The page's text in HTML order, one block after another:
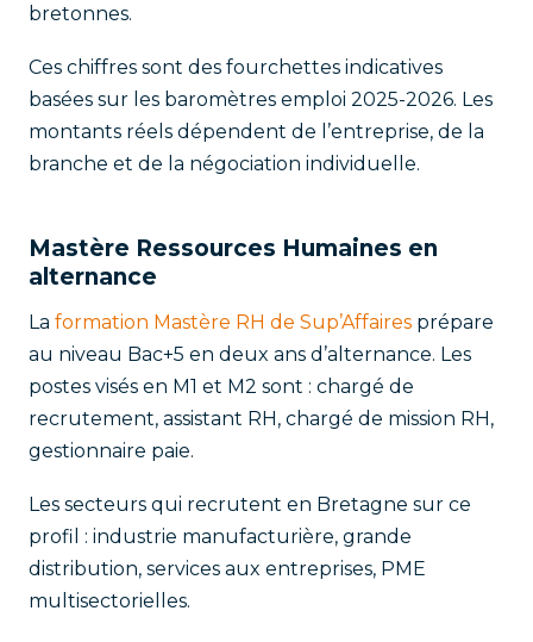
bretonnes.
Ces chiffres sont des fourchettes indicatives
basées sur les baromètres emploi 2025-2026. Les
montants réels dépendent de l’entreprise, de la
branche et de la négociation individuelle.
Mastère Ressources Humaines en
alternance
La formation Mastère RH de Sup’Affaires prépare
au niveau Bac+5 en deux ans d’alternance. Les
postes visés en M1 et M2 sont : chargé de
recrutement, assistant RH, chargé de mission RH,
gestionnaire paie.
Les secteurs qui recrutent en Bretagne sur ce
profil : industrie manufacturière, grande
distribution, services aux entreprises, PME
multisectorielles.